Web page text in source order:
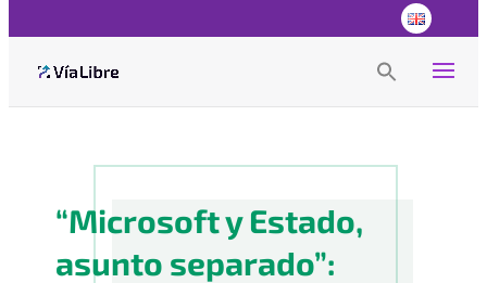
Search Button
“Microsoft y Estado,
asunto separado”: